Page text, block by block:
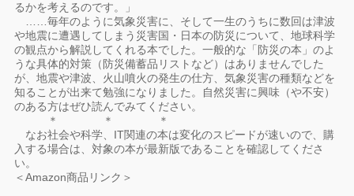
るかを考えるのです。」
……毎年のように気象災害に、そして一生のうちに数回は津波
や地震に遭遇してしまう災害国・日本の防災について、地球科学
の観点から解説してくれる本でした。一般的な「防災の本」のよ
うな具体的対策（防災備蓄品リストなど）はありませんでした
が、地震や津波、火山噴火の発生の仕方、気象災害の種類などを
知ることが出来て勉強になりました。自然災害に興味（や不安）
のある方はぜひ読んでみてください。
＊ ＊ ＊
なお社会や科学、IT関連の本は変化のスピードが速いので、購
入する場合は、対象の本が最新版であることを確認してくださ
い。
＜Amazon商品リンク＞